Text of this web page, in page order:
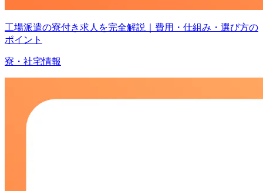
工場派遣の寮付き求人を完全解説｜費用・仕組み・選び方の
ポイント
寮・社宅情報